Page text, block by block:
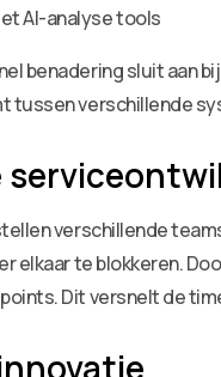
AI-analyse tools
benadering sluit aan
tussen verschillende
verschillende
elkaar te blokkeren.
Dit versnelt de